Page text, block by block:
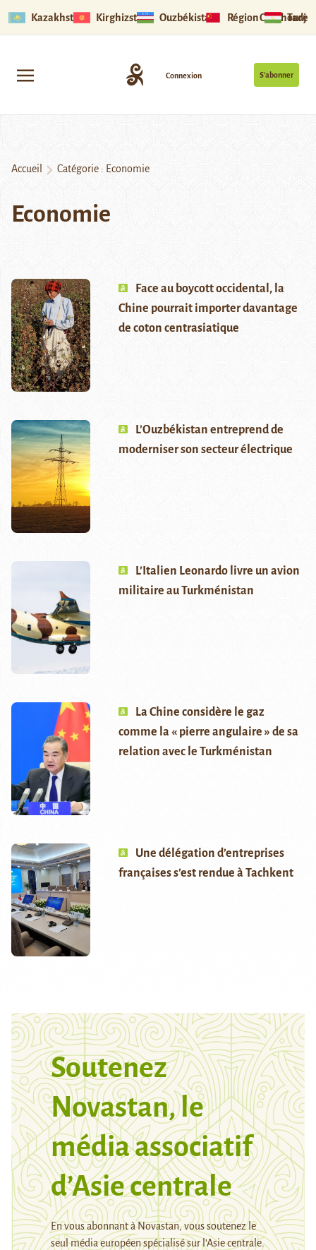
Kazakhstan Kirghizstan Ouzbékistan Région Ouïghoure
S’abonner
Connexion
Accueil Catégorie : Economie
Economie
Face au boycott occidental, la
Chine pourrait importer davantage
de coton centrasiatique
L’Ouzbékistan entreprend de
moderniser son secteur électrique
L’Italien Leonardo livre un avion
militaire au Turkménistan
La Chine considère le gaz
comme la « pierre angulaire » de sa
relation avec le Turkménistan
Une délégation d’entreprises
françaises s’est rendue à Tachkent
Soutenez
Novastan, le
média associatif
d’Asie centrale
En vous abonnant à Novastan, vous soutenez le
seul média européen spécialisé sur l’Asie centrale.